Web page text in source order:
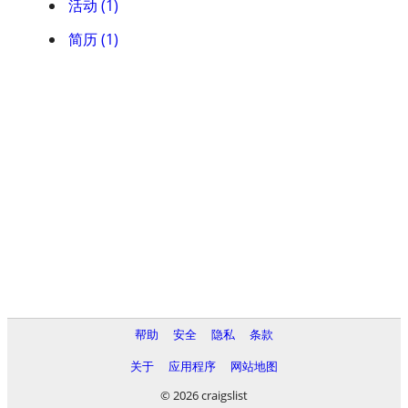
活动 (1)
简历 (1)
帮助 安全 隐私
条款
关于
应用程序
网站地图
© 2026 craigslist